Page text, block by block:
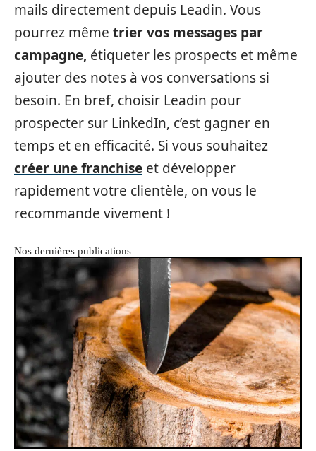
mails directement depuis Leadin. Vous
pourrez même trier vos messages par
campagne, étiqueter les prospects et même
ajouter des notes à vos conversations si
besoin. En bref, choisir Leadin pour
prospecter sur LinkedIn, c’est gagner en
temps et en efficacité. Si vous souhaitez
créer une franchise et développer
rapidement votre clientèle, on vous le
recommande vivement !
Nos dernières publications